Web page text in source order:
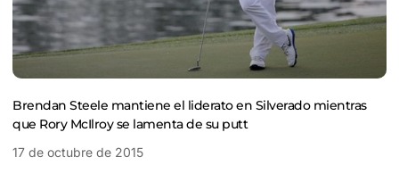
Brendan Steele mantiene el liderato en Silverado mientras
que Rory McIlroy se lamenta de su putt
17 de octubre de 2015